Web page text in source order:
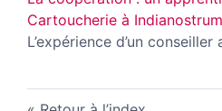
Cartoucherie à
L’expérience d’un